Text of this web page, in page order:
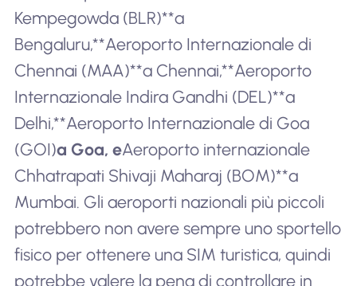
Kempegowda (BLR)**a
Bengaluru,**Aeroporto Internazionale di
Chennai (MAA)**a Chennai,**Aeroporto
Internazionale Indira Gandhi (DEL)**a
Delhi,**Aeroporto Internazionale di Goa
(GOI)a Goa, eAeroporto internazionale
Chhatrapati Shivaji Maharaj (BOM)**a
Mumbai. Gli aeroporti nazionali più piccoli
potrebbero non avere sempre uno sportello
fisico per ottenere una SIM turistica, quindi
potrebbe valere la pena di controllare in